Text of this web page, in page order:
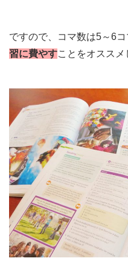
ですので、コマ数は5～6
習に費やすことをオススメ